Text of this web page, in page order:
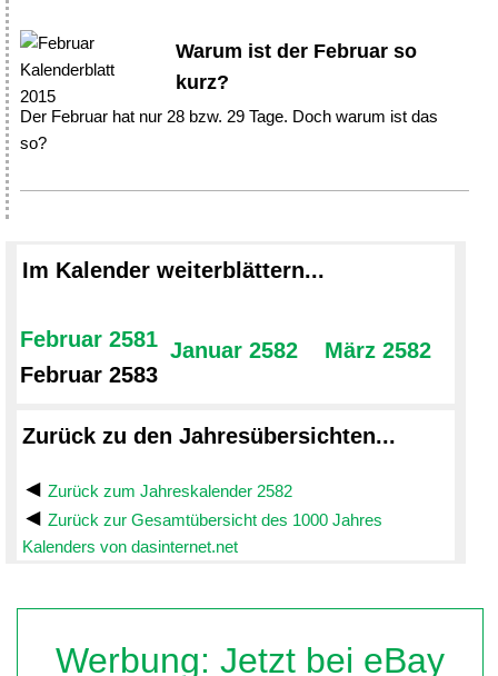
Warum ist der Februar so
kurz?
Der Februar hat nur 28 bzw. 29 Tage. Doch warum ist das
so?
Im Kalender weiterblättern...
Februar 2581
Februar 2583
Januar 2582 März 2582
Zurück zu den Jahresübersichten...
Zurück zum Jahreskalender 2582
Zurück zur Gesamtübersicht des 1000 Jahres
Kalenders von dasinternet.net
Werbung: Jetzt bei eBay